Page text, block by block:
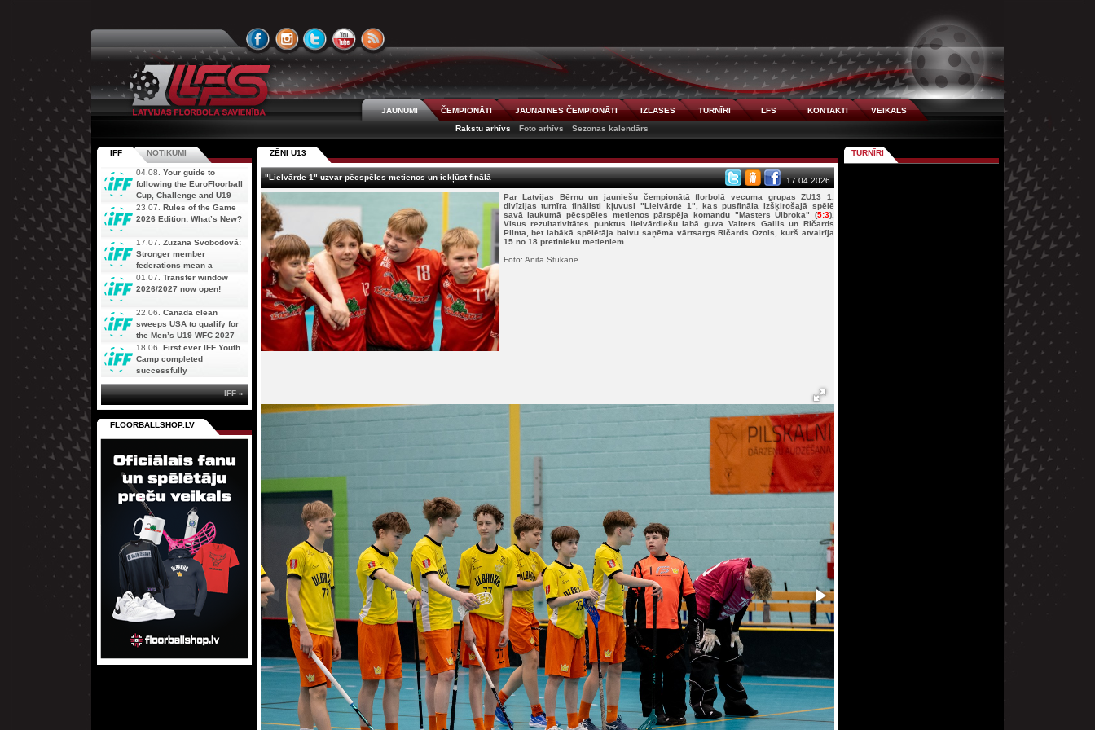
JAUNUMI ČEMPIONĀTI JAUNATNES ČEMPIONĀTI IZLASES TURNĪRI LFS KONTAKTI
VEIKALS
Rakstu arhīvs
Foto arhīvs Sezonas kalendārs
ZĒNI U13
"Lielvārde 1" uzvar pēcspēles metienos un iekļūst finālā
17.04.2026
Par Latvijas Bērnu un jauniešu čempionātā florbolā vecuma grupas ZU13 1.
divīzijas turnīra finālisti kļuvusi "Lielvārde 1", kas pusfināla izšķirošajā spēlē
savā laukumā pēcspēles metienos pārspēja komandu "Masters Ulbroka" (5:3).
Visus rezultativitātes punktus lielvārdiešu labā guva Valters Gailis un Ričards
Plinta, bet labākā spēlētāja balvu saņēma vārtsargs Ričards Ozols, kurš atvairīja
15 no 18 pretinieku metieniem.
Foto: Anita Stukāne
IFF NOTIKUMI
04.08. Your guide to
following the EuroFloorball
Cup, Challenge and U19
AOFC Qualifiers
simultaneously
23.07. Rules of the Game
2026 Edition: What’s New?
17.07. Zuzana Svobodová:
Stronger member
federations mean a
stronger future for floorball
01.07. Transfer window
2026/2027 now open!
22.06. Canada clean
sweeps USA to qualify for
the Men’s U19 WFC 2027
18.06. First ever IFF Youth
Camp completed
successfully
IFF »
FLOORBALLSHOP.LV
TURNĪRI